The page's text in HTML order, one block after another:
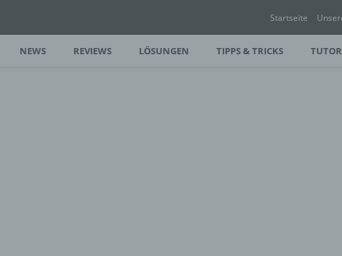
Startseite
NEWS REVIEWS LÖSUNGEN TIPPS & TRICKS